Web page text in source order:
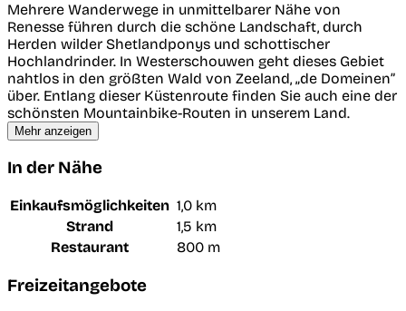
Mehrere Wanderwege in unmittelbarer Nähe von
Renesse führen durch die schöne Landschaft, durch
Herden wilder Shetlandponys und schottischer
Hochlandrinder. In Westerschouwen geht dieses Gebiet
nahtlos in den größten Wald von Zeeland, „de Domeinen”
über. Entlang dieser Küstenroute finden Sie auch eine der
schönsten Mountainbike-Routen in unserem Land.
Mehr anzeigen
In der Nähe
Einkaufsmöglichkeiten 1,0 km
Strand
1,5 km
Restaurant
800 m
Freizeitangebote